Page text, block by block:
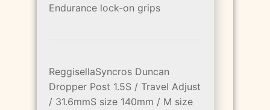
Endurance lock-on grips
ReggisellaSyncros Duncan
Dropper Post 1.5S / Travel Adjust
/ 31.6mmS size 140mm / M size